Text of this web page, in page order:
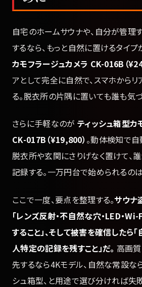
自宅のホームサウナや、自分が管理
するなら、もっと自然に置けるタイプ
カモフラージュカメラ CK-016B（
アとして完全に自然で、スマホから
る。脱衣所の片隅に置いても誰も気
さらに手軽なのが ティッシュ箱型カ
CK-017B（¥19,800） 。動体検知で
脱衣所や玄関にさりげなく置けて、
記録する。一万円台で始められるの
ここで一度、要点を整理する。サウナ
「レンズ反射・不自然な穴・LED・
すること」、そして被害を確信したら
人特定の記録を残すこと」だ。 高画
先するなら4Kモデル、自然な常設な
シュ箱型、と用途で選び分ければ失